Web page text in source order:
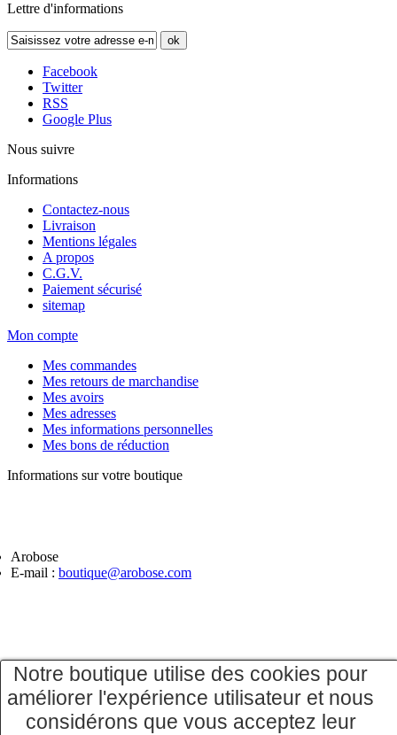
Notre boutique utilise des cookies pour
améliorer l'expérience utilisateur et nous
considérons que vous acceptez leur
Lettre d'informations
ok
Facebook
Twitter
RSS
Google Plus
Nous suivre
Informations
Contactez-nous
Livraison
Mentions légales
A propos
C.G.V.
Paiement sécurisé
sitemap
Mon compte
Mes commandes
Mes retours de marchandise
Mes avoirs
Mes adresses
Mes informations personnelles
Mes bons de réduction
Informations sur votre boutique
Arobose
E-mail : boutique@arobose.com